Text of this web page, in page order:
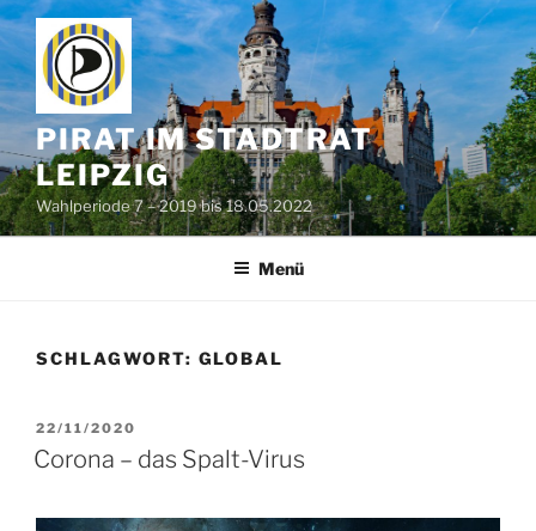
Zum
Inhalt
springen
PIRAT IM STADTRAT
LEIPZIG
Wahlperiode 7 – 2019 bis 18.05.2022
Menü
SCHLAGWORT: GLOBAL
VERÖFFENTLICHT
AM
22/11/2020
Corona – das Spalt-Virus